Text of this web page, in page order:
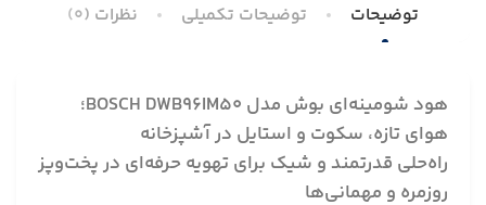
توضیحات توضیحات تکمیلی نظرات (0)
هود شومینه‌ای بوش مدل BOSCH DWB96IM50
؛
هوای تازه، سکوت و استایل در آشپزخانه
راه‌حلی قدرتمند و شیک برای تهویه حرفه‌ای در پخت‌وپز
روزمره و مهمانی‌ها